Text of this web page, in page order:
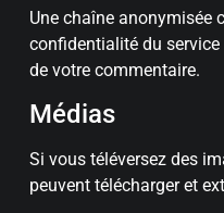
Une chaîne anonymisée
confidentialité du
de votre commentaire.
Médias
Si vous téléversez des
peuvent télécharger et